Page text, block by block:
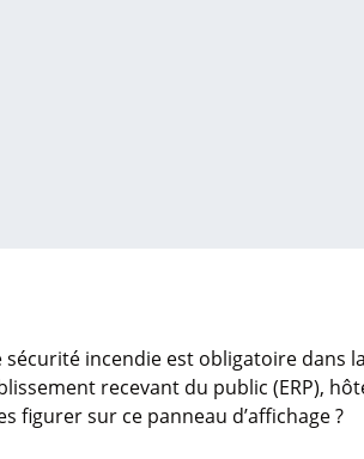
sécurité incendie est obligatoire dans
recevant du public (ERP),
figurer sur ce panneau d’affichage ?